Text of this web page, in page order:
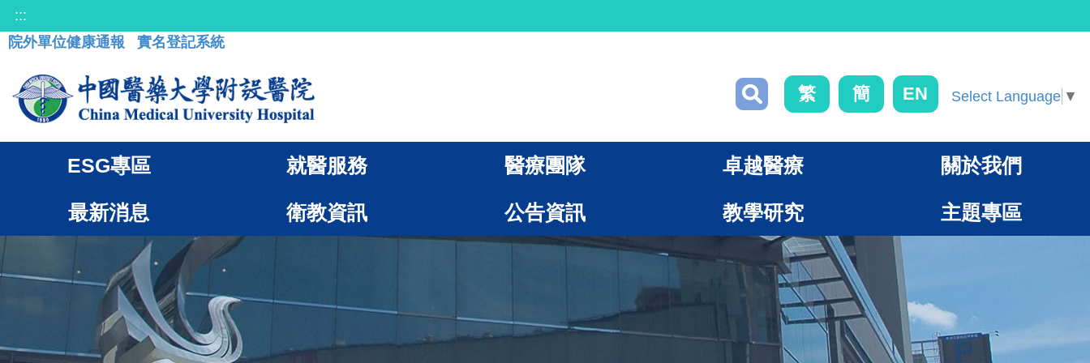
:::
院外單位健康通報
實名登記系統
繁 簡 EN Select Language ▼
ESG專區 就醫服務 醫療團隊 卓越醫療 關於我們
最新消息 衛教資訊 公告資訊 教學研究 主題專區